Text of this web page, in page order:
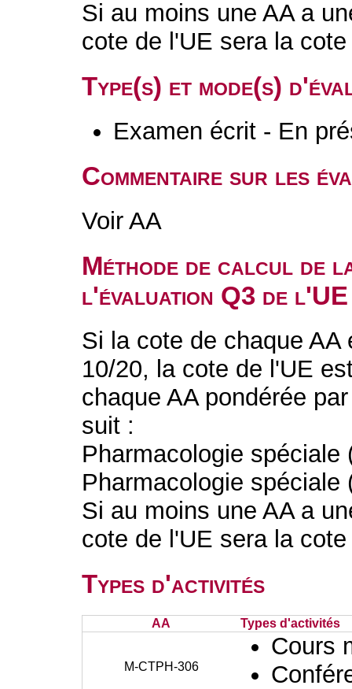
Si au moins une AA a
cote de l'UE sera la
Type(s) et mode(s)
Examen écrit - En
Commentaire sur les
Voir AA
Méthode de calcul de
l'évaluation Q3 de l'UE
Si la cote de chaque
10/20, la cote de l'UE
chaque AA pondérée
suit :
Pharmacologie spéciale
Pharmacologie spéciale
Si au moins une AA a
cote de l'UE sera la
Types d'activités
AA Types d'activités
M-CTPH-306
Cours